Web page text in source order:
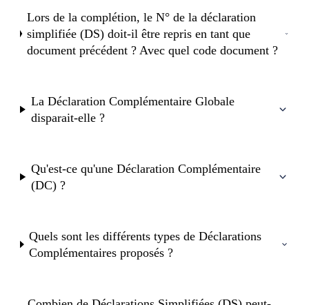
Lors de la complétion, le N° de la déclaration
simplifiée (DS) doit-il être repris en tant que
document précédent ? Avec quel code document ?
La Déclaration Complémentaire Globale
disparait-elle ?
Qu'est-ce qu'une Déclaration Complémentaire
(DC) ?
Quels sont les différents types de Déclarations
Complémentaires proposés ?